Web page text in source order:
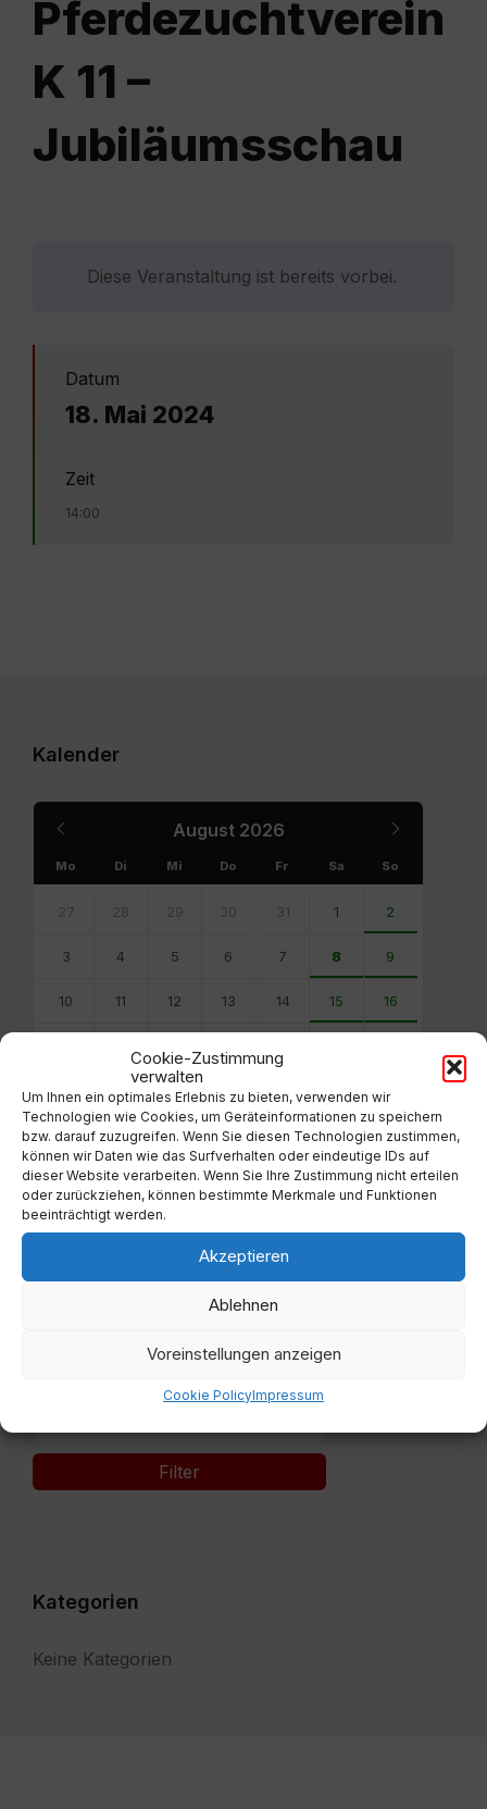
Cookie-Zustimmung
verwalten
Um Ihnen ein optimales Erlebnis zu bieten, verwenden wir
Technologien wie Cookies, um Geräteinformationen zu speichern
bzw. darauf zuzugreifen. Wenn Sie diesen Technologien zustimmen,
können wir Daten wie das Surfverhalten oder eindeutige IDs auf
dieser Website verarbeiten. Wenn Sie Ihre Zustimmung nicht erteilen
oder zurückziehen, können bestimmte Merkmale und Funktionen
beeinträchtigt werden.
Akzeptieren
Ablehnen
Voreinstellungen anzeigen
Cookie PolicyImpressum
Pferdezuchtverein
K 11 –
Jubiläumsschau
Diese Veranstaltung ist bereits vorbei.
Datum
18. Mai 2024
Zeit
14:00
Kalender
August 2026
Month
Mo Di Mi Do Fr Sa So
calendar
27 28 29 30 31 1 2
3 4 5 6 7 8 9
10 11 12 13 14 15 16
24 25 26 27 28 29 30
31 1 2 3 4 5 6
Back
to
calendar
days
Filter
Kategorien
Keine Kategorien